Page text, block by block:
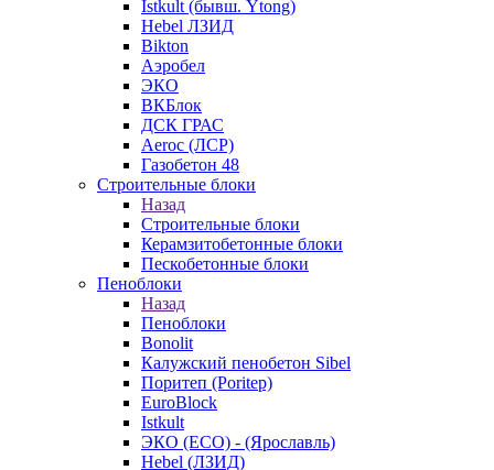
Istkult (бывш. Ytong)
Hebel ЛЗИД
Bikton
Аэробел
ЭКО
ВКБлок
ДСК ГРАС
Aeroc (ЛСР)
Газобетон 48
Строительные блоки
Назад
Строительные блоки
Керамзитобетонные блоки
Пескобетонные блоки
Пеноблоки
Назад
Пеноблоки
Bonolit
Калужский пенобетон Sibel
Поритеп (Poritep)
EuroBlock
Istkult
ЭКО (ECO) - (Ярославль)
Hebel (ЛЗИД)